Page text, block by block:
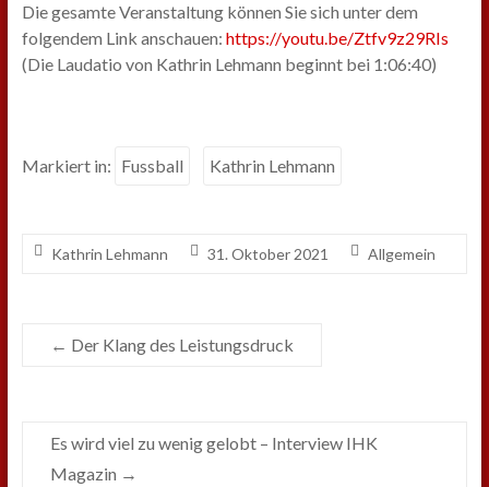
Die gesamte Veranstaltung können Sie sich unter dem
folgendem Link anschauen: https://youtu.be/Ztfv9z29RIs
(Die Laudatio von Kathrin Lehmann beginnt bei 1:06:40)
Markiert in: Fussball Kathrin Lehmann
Kathrin Lehmann 31. Oktober 2021 Allgemein
← Der Klang des Leistungsdruck
Es wird viel zu wenig gelobt – Interview IHK
Magazin →